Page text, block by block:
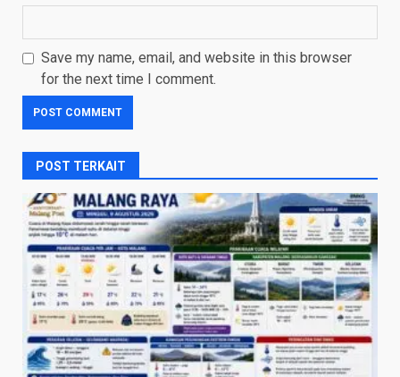
Save my name, email, and website in this browser
for the next time I comment.
POST TERKAIT